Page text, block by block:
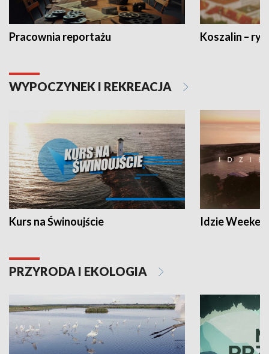
Pracownia reportażu Koszalin –
WYPOCZYNEK I REKREACJA
Kurs na Świnoujście Idzie
PRZYRODA I EKOLOGIA